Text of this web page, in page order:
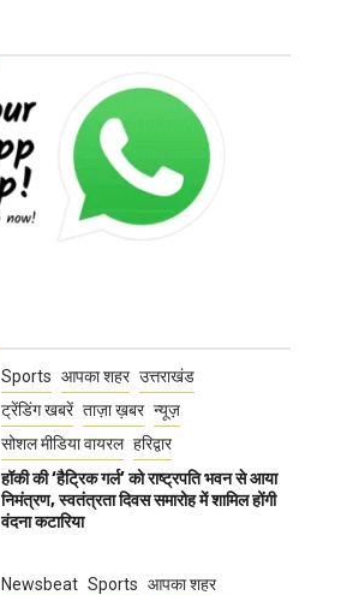
Sports आपका शहर उत्तराखंड
ट्रेंडिंग खबरें ताज़ा ख़बर न्यूज़
सोशल मीडिया वायरल हरिद्वार
हॉकी की ‘हैट्रिक गर्ल’ को राष्ट्रपति भवन से आया
निमंत्रण, स्वतंत्रता दिवस समारोह में शामिल होंगी
वंदना कटारिया
Newsbeat Sports आपका शहर